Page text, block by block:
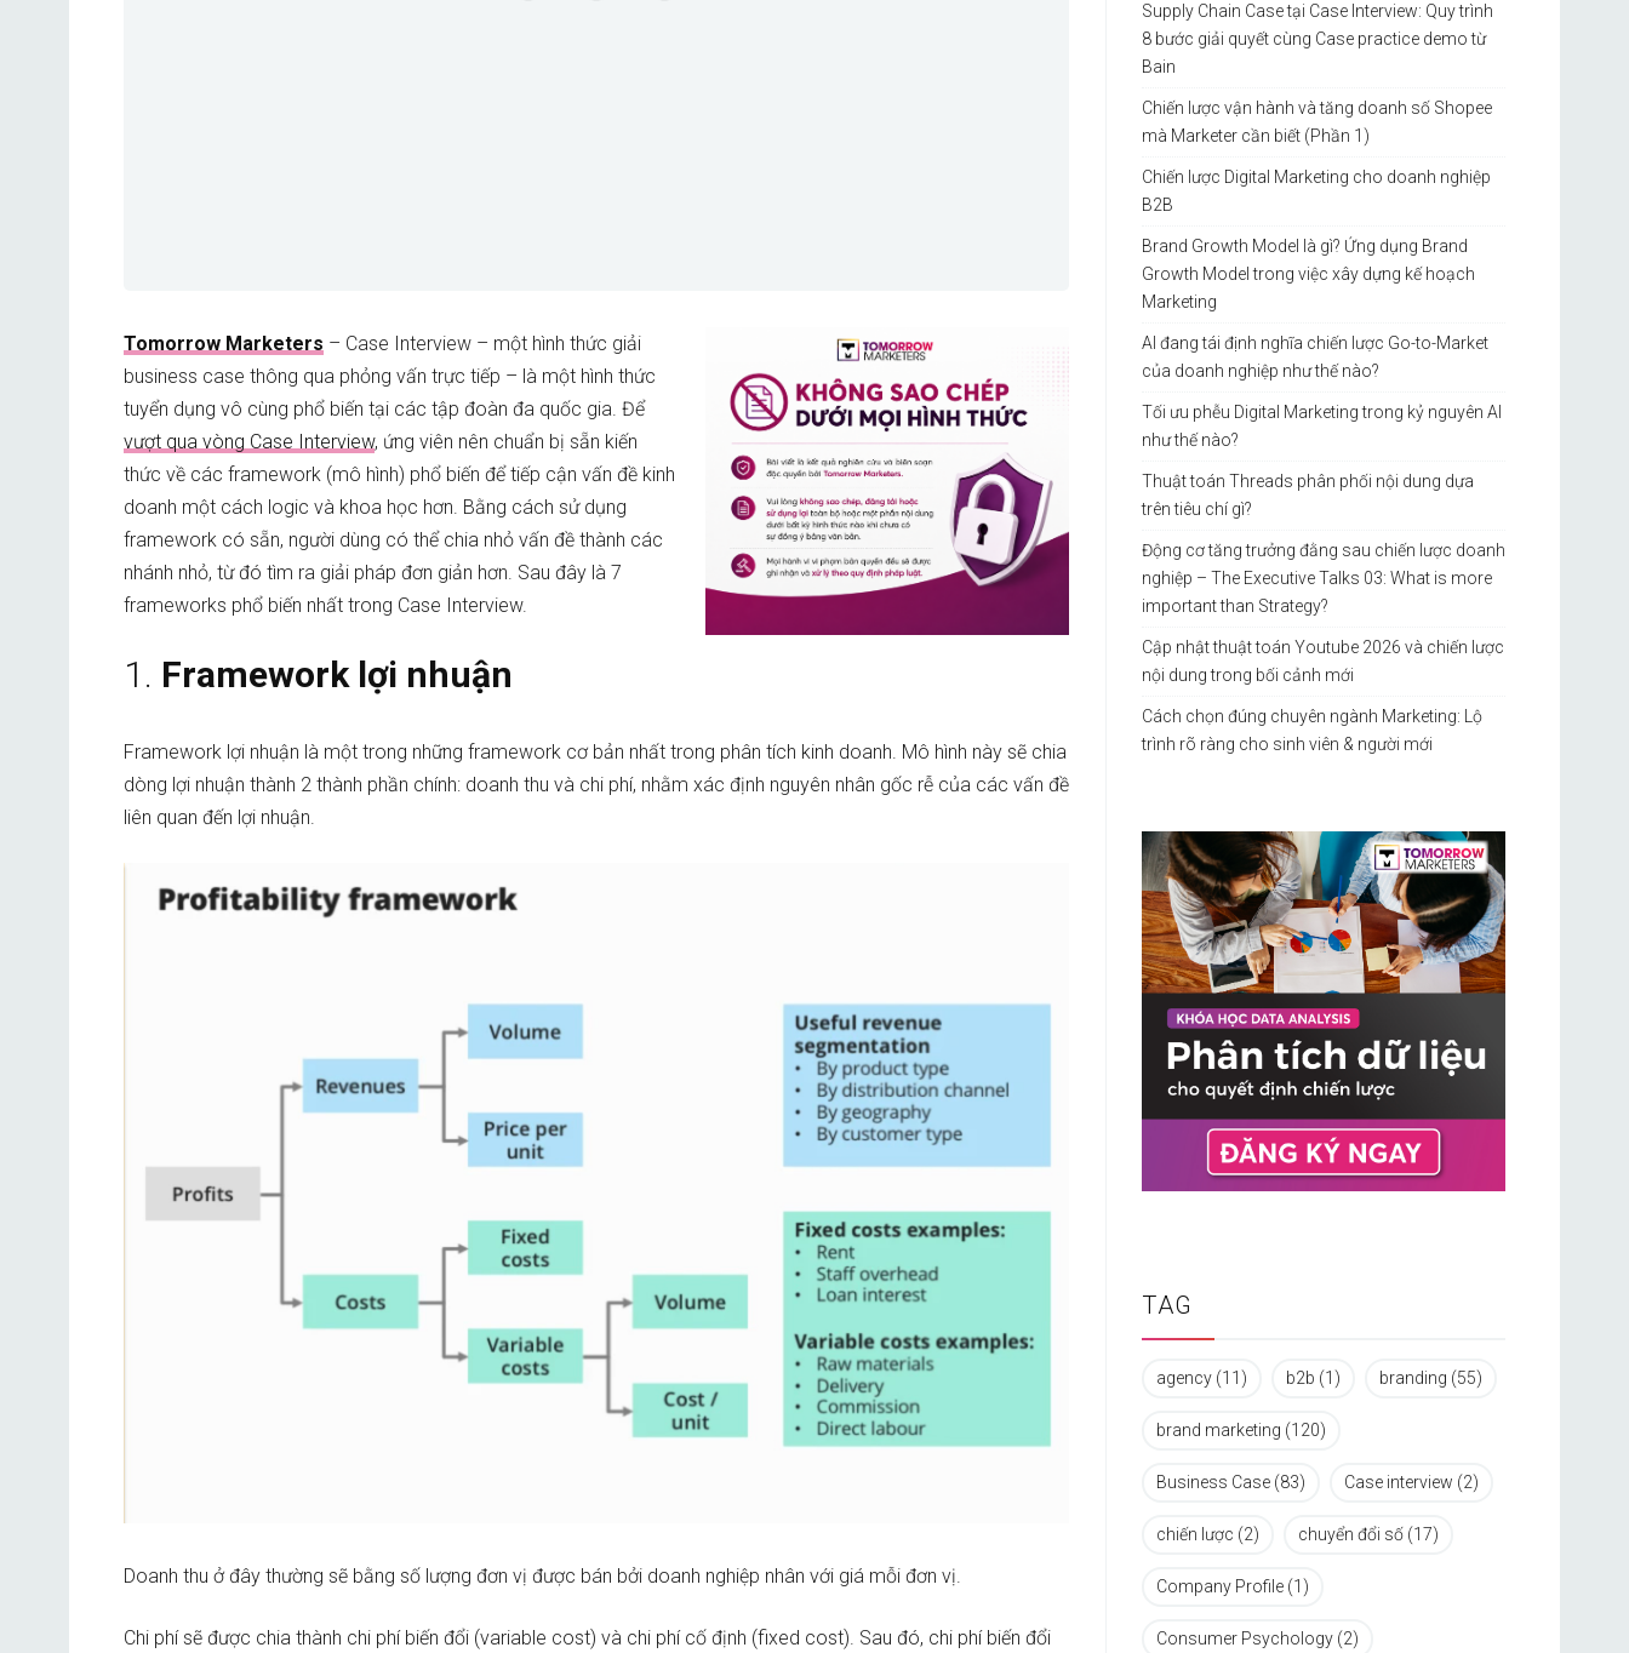
Tomorrow Marketers – Case Interview – một hình thức giải
business case thông qua phỏng vấn trực tiếp – là một hình thức
tuyển dụng vô cùng phổ biến tại các tập đoàn đa quốc gia. Để
vượt qua vòng Case Interview, ứng viên nên chuẩn bị sẵn kiến
thức về các framework (mô hình) phổ biến để tiếp cận vấn đề kinh
doanh một cách logic và khoa học hơn. Bằng cách sử dụng
framework có sẵn, người dùng có thể chia nhỏ vấn đề thành các
nhánh nhỏ, từ đó tìm ra giải pháp đơn giản hơn. Sau đây là 7
frameworks phổ biến nhất trong Case Interview.
1. Framework lợi nhuận
Framework lợi nhuận là một trong những framework cơ bản nhất trong phân tích kinh doanh. Mô hình này sẽ chia
dòng lợi nhuận thành 2 thành phần chính: doanh thu và chi phí, nhằm xác định nguyên nhân gốc rễ của các vấn đề
liên quan đến lợi nhuận.
Doanh thu ở đây thường sẽ bằng số lượng đơn vị được bán bởi doanh nghiệp nhân với giá mỗi đơn vị.
Chi phí sẽ được chia thành chi phí biến đổi (variable cost) và chi phí cố định (fixed cost). Sau đó, chi phí biến đổi
Supply Chain Case tại Case Interview: Quy trình
8 bước giải quyết cùng Case practice demo từ
Bain
Chiến lược vận hành và tăng doanh số Shopee
mà Marketer cần biết (Phần 1)
Chiến lược Digital Marketing cho doanh nghiệp
B2B
Brand Growth Model là gì? Ứng dụng Brand
Growth Model trong việc xây dựng kế hoạch
Marketing
AI đang tái định nghĩa chiến lược Go-to-Market
của doanh nghiệp như thế nào?
Tối ưu phễu Digital Marketing trong kỷ nguyên AI
như thế nào?
Thuật toán Threads phân phối nội dung dựa
trên tiêu chí gì?
Động cơ tăng trưởng đằng sau chiến lược doanh
nghiệp – The Executive Talks 03: What is more
important than Strategy?
Cập nhật thuật toán Youtube 2026 và chiến lược
nội dung trong bối cảnh mới
Cách chọn đúng chuyên ngành Marketing: Lộ
trình rõ ràng cho sinh viên & người mới
TAG
agency (11) b2b (1) branding (55)
brand marketing (120)
Business Case (83) Case interview (2)
chiến lược (2) chuyển đổi số (17)
Company Profile (1)
Consumer Psychology (2)